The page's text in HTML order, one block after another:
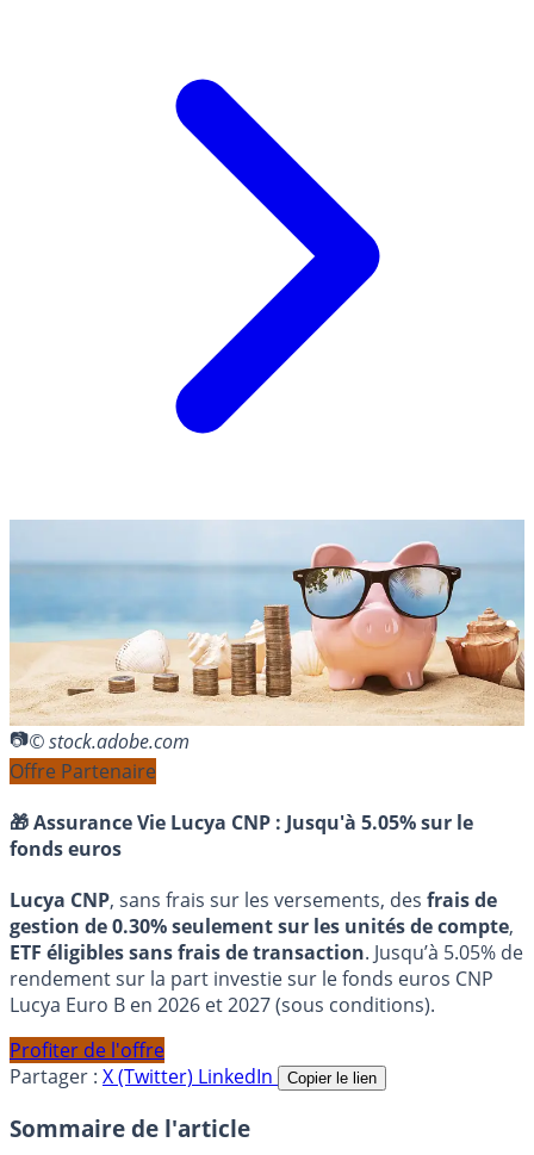
© stock.adobe.com
Offre Partenaire
🎁 Assurance Vie Lucya CNP : Jusqu'à 5.05% sur le
fonds euros
Lucya CNP, sans frais sur les versements, des frais de
gestion de 0.30% seulement sur les unités de compte,
ETF éligibles sans frais de transaction. Jusqu’à 5.05% de
rendement sur la part investie sur le fonds euros CNP
Lucya Euro B en 2026 et 2027 (sous conditions).
Profiter de l'offre
Partager : X (Twitter) LinkedIn Copier le lien
Sommaire de l'article